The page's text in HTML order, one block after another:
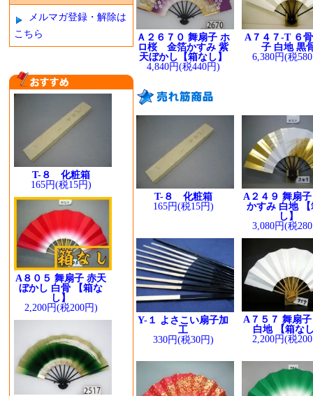
メルマガ登録・解除は
こちら
T-８ 化粧箱
165円(税15円)
A８０５ 舞扇子 赤天
ぼかし 白骨 【箱な
し】
2,200円(税200円)
Ａ２６７０ 舞扇子 ホ
ロ桜 金箔かすみ 紫
天ぼかし【箱なし】
4,840円(税440円)
A７４７-T ６
子 白地 黒
6,380円(税
T-８ 化粧箱
165円(税15円)
A２４９ 舞扇
かすみ 白地 【
し】
3,080円(税
Y-１ よさこい扇子加
工
330円(税30円)
A７５７ 舞扇
白地 【箱な
2,200円(税